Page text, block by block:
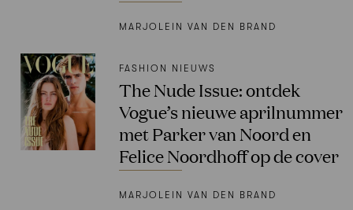
MARJOLEIN VAN DEN BRAND
FASHION NIEUWS
The Nude Issue: ontdek
Vogue’s nieuwe aprilnummer
met Parker van Noord en
Felice Noordhoff op de cover
MARJOLEIN VAN DEN BRAND